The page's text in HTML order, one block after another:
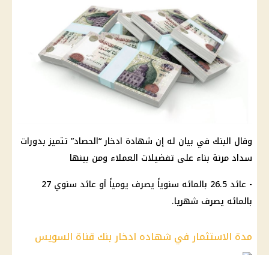
وقال البنك في بيان له إن شهادة ادخار “الحصاد” تتميز بدورات
سداد مرنة بناء على تفضيلات العملاء ومن بينها
- عائد 26.5 بالمائه سنوياً يصرف يومياً أو عائد سنوي 27
بالمائه يصرف شهريا.
مدة الاستثمار في شهاده ادخار بنك قناة السويس